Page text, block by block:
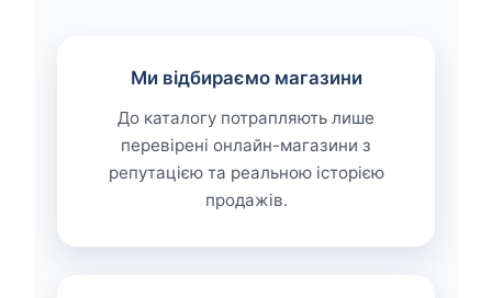
Ми відбираємо магазини
До каталогу потрапляють лише
перевірені онлайн-магазини з
репутацією та реальною історією
продажів.